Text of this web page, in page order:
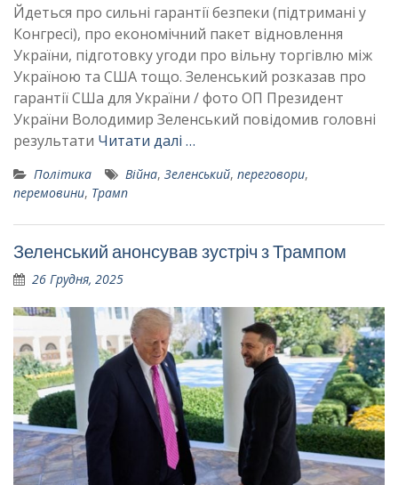
Йдеться про сильні гарантії безпеки (підтримані у
Конгресі), про економічний пакет відновлення
України, підготовку угоди про вільну торгівлю між
Україною та США тощо. Зеленський розказав про
гарантії СШа для України / фото ОП Президент
України Володимир Зеленський повідомив головні
результати Читати далі …
Політика Війна, Зеленський, переговори,
перемовини, Трамп
Зеленський анонсував зустріч з Трампом
26 Грудня, 2025